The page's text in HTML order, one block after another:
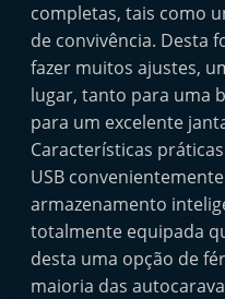
completas, tais como
de convivência. Desta
fazer muitos ajustes,
lugar, tanto para uma
para um excelente
Características
USB
armazenamento
totalmente equipada
desta uma opção de
maioria das